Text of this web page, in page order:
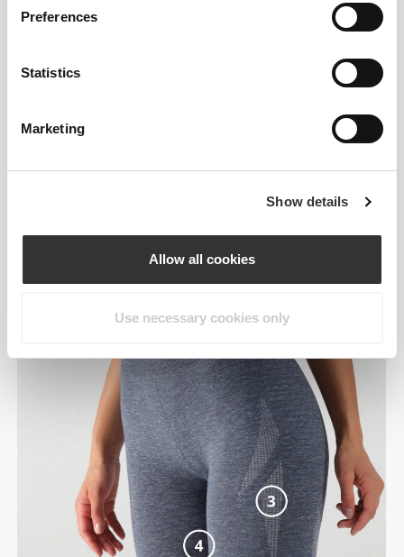
Preferences
Statistics
Marketing
Show details
Allow all cookies
Use necessary cookies only